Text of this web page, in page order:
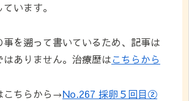
います。
を遡って書いているため、記事は
はありません。治療歴はこちらから
こちらから→No.267 採卵５回目②